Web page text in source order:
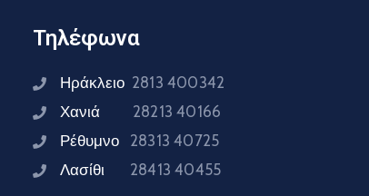
Τηλέφωνα
Ηράκλειο 2813 400342
Χανιά 28213 40166
Ρέθυμνο 28313 40725
Λασίθι 28413 40455